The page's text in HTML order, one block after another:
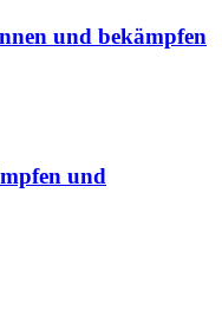
und bekämpfen
und